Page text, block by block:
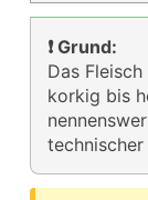
❗ Grund:
Das
korkig bis